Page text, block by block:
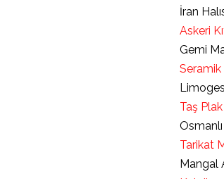
İran
Askeri
Gemi
Taş
Tarikat
Mangal